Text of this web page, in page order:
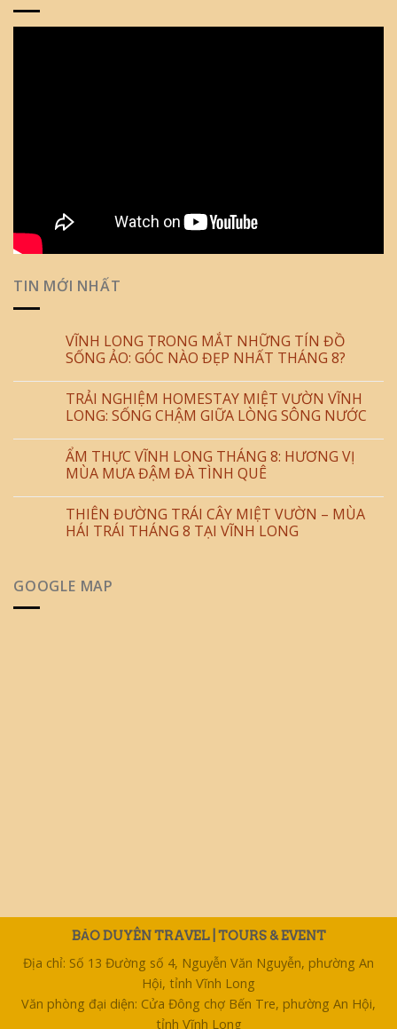
TIN MỚI NHẤT
VĨNH LONG TRONG MẮT NHỮNG TÍN ĐỒ
SỐNG ẢO: GÓC NÀO ĐẸP NHẤT THÁNG 8?
TRẢI NGHIỆM HOMESTAY MIỆT VƯỜN VĨNH
LONG: SỐNG CHẬM GIỮA LÒNG SÔNG NƯỚC
ẨM THỰC VĨNH LONG THÁNG 8: HƯƠNG VỊ
MÙA MƯA ĐẬM ĐÀ TÌNH QUÊ
THIÊN ĐƯỜNG TRÁI CÂY MIỆT VƯỜN – MÙA
HÁI TRÁI THÁNG 8 TẠI VĨNH LONG
GOOGLE MAP
BẢO DUYÊN TRAVEL | TOURS & EVENT
Địa chỉ: Số 13 Đường số 4, Nguyễn Văn Nguyễn, phường An
Hội, tỉnh Vĩnh Long
Văn phòng đại diện: Cửa Đông chợ Bến Tre, phường An Hội,
tỉnh Vĩnh Long